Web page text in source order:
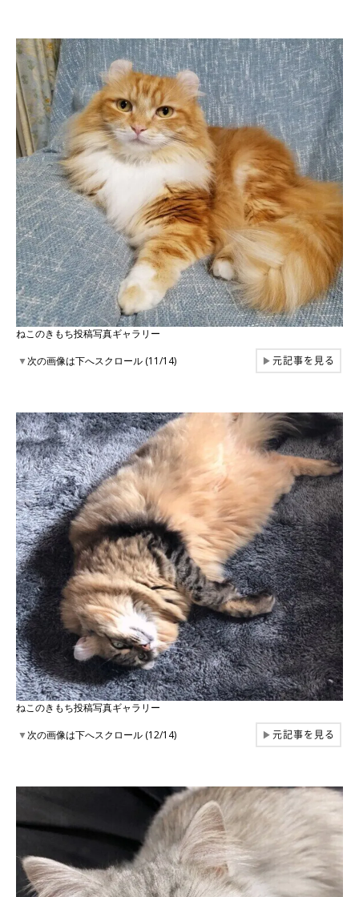
ねこのきもち投稿写真ギャラリー
▼次の画像は下へスクロール (11/14) ▶元記事を見る
ねこのきもち投稿写真ギャラリー
▼次の画像は下へスクロール (12/14) ▶元記事を見る